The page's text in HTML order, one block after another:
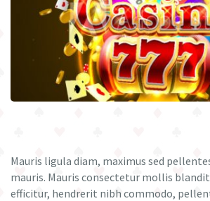
Mauris ligula diam, maximus sed
mauris. Mauris consectetur mollis
efficitur, hendrerit nibh commodo,